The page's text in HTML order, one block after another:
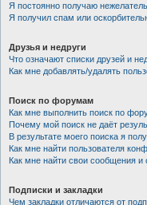
Я постоянно получаю
Я получил спам или
Друзья и недруги
Что означают списки друзей и
Как мне добавлять/удалять
Поиск по форумам
Как мне выполнить поиск по
Почему мой поиск не даёт
В результате моего поиска я
Как мне найти пользователя
Как мне найти свои сообщения
Подписки и закладки
Чем закладки отличаются от